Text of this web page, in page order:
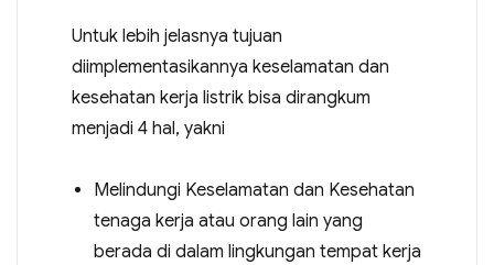
Untuk lebih jelasnya tujuan
diimplementasikannya keselamatan dan
kesehatan kerja listrik bisa dirangkum
menjadi 4 hal, yakni
Melindungi Keselamatan dan Kesehatan
tenaga kerja atau orang lain yang
berada di dalam lingkungan tempat kerja